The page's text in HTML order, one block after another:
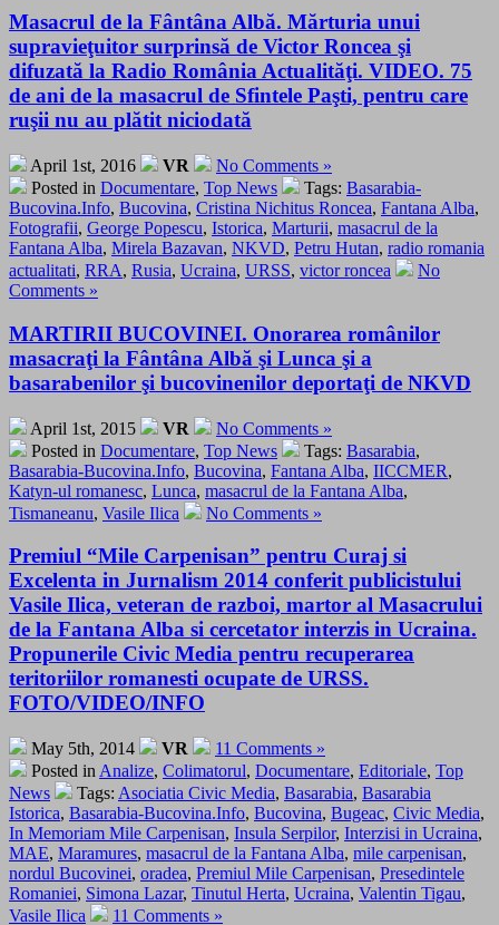
Masacrul de la Fântâna Albă. Mărturia unui
supravieţuitor surprinsă de Victor Roncea şi
difuzată la Radio România Actualităţi. VIDEO. 75
de ani de la masacrul de Sfintele Paşti, pentru care
ruşii nu au plătit niciodată
April 1st, 2016 VR
No Comments »
Posted in Documentare, Top News Tags: Basarabia-
Bucovina.Info, Bucovina, Cristina Nichitus Roncea, Fantana Alba,
Fotografii, George Popescu, Istorica, Marturii, masacrul de la
Fantana Alba, Mirela Bazavan, NKVD, Petru Hutan, radio romania
actualitati, RRA, Rusia, Ucraina, URSS, victor roncea
No
Comments »
MARTIRII BUCOVINEI. Onorarea românilor
masacraţi la Fântâna Albă şi Lunca şi a
basarabenilor şi bucovinenilor deportaţi de NKVD
April 1st, 2015 VR
No Comments »
Posted in Documentare, Top News Tags: Basarabia,
Basarabia-Bucovina.Info, Bucovina, Fantana Alba, IICCMER,
Katyn-ul romanesc, Lunca, masacrul de la Fantana Alba,
Tismaneanu, Vasile Ilica No Comments »
Premiul “Mile Carpenisan” pentru Curaj si
Excelenta in Jurnalism 2014 conferit publicistului
Vasile Ilica, veteran de razboi, martor al Masacrului
de la Fantana Alba si cercetator interzis in Ucraina.
Propunerile Civic Media pentru recuperarea
teritoriilor romanesti ocupate de URSS.
FOTO/VIDEO/INFO
May 5th, 2014 VR
11 Comments »
Posted in Analize, Colimatorul, Documentare, Editoriale, Top
News
Tags: Asociatia Civic Media, Basarabia, Basarabia
Istorica, Basarabia-Bucovina.Info, Bucovina, Bugeac, Civic Media,
In Memoriam Mile Carpenisan, Insula Serpilor, Interzisi in Ucraina,
MAE, Maramures, masacrul de la Fantana Alba, mile carpenisan,
nordul Bucovinei, oradea, Premiul Mile Carpenisan, Presedintele
Romaniei, Simona Lazar, Tinutul Herta, Ucraina, Valentin Tigau,
Vasile Ilica
11 Comments »